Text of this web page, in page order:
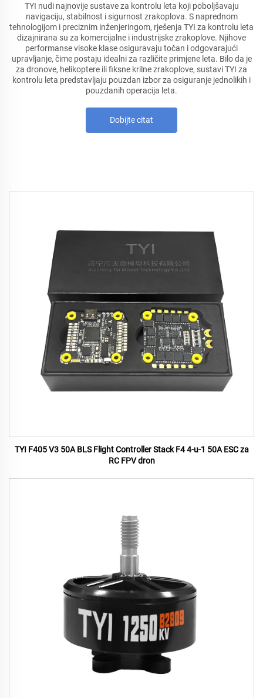
TYI nudi najnovije sustave za kontrolu leta koji poboljšavaju
navigaciju, stabilnost i sigurnost zrakoplova. S naprednom
tehnologijom i preciznim inženjeringom, rješenja TYI za kontrolu leta
dizajnirana su za komercijalne i industrijske zrakoplove. Njihove
performanse visoke klase osiguravaju točan i odgovarajući
upravljanje, čime postaju idealni za različite primjene leta. Bilo da je
za dronove, helikoptere ili fiksne krilne zrakoplove, sustavi TYI za
kontrolu leta predstavljaju pouzdan izbor za osiguranje jednolikih i
pouzdanih operacija leta.
Dobijte citat
TYI F405 V3 50A BLS Flight Controller Stack F4 4-u-1 50A ESC za
RC FPV dron